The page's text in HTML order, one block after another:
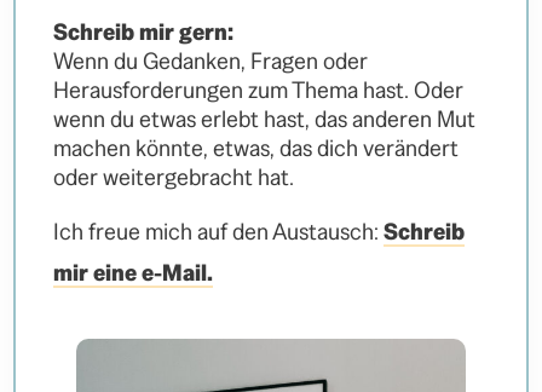
Schreib mir gern:
Wenn du Gedanken, Fragen oder
Herausforderungen zum Thema hast. Oder
wenn du etwas erlebt hast, das anderen Mut
machen könnte, etwas, das dich verändert
oder weitergebracht hat.
Ich freue mich auf den Austausch: Schreib
mir eine e-Mail.